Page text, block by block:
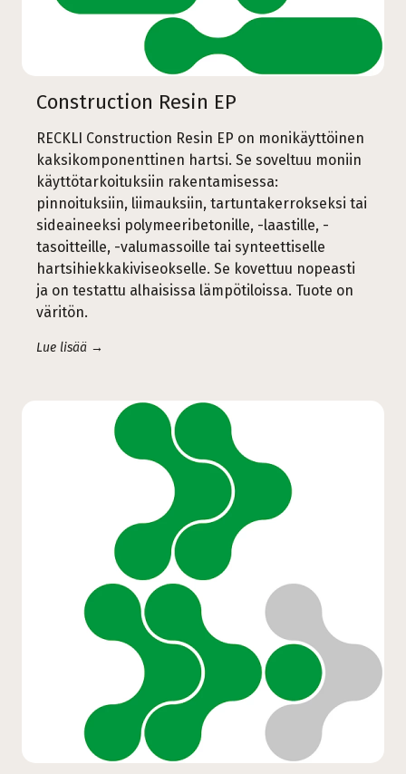
Construction Resin EP
RECKLI Construction Resin EP on monikäyttöinen
kaksikomponenttinen hartsi. Se soveltuu moniin
käyttötarkoituksiin rakentamisessa:
pinnoituksiin, liimauksiin, tartuntakerrokseksi tai
sideaineeksi polymeeribetonille, -laastille, -
tasoitteille, -valumassoille tai synteettiselle
hartsihiekkakiviseokselle. Se kovettuu nopeasti
ja on testattu alhaisissa lämpötiloissa. Tuote on
väritön.
Lue lisää →